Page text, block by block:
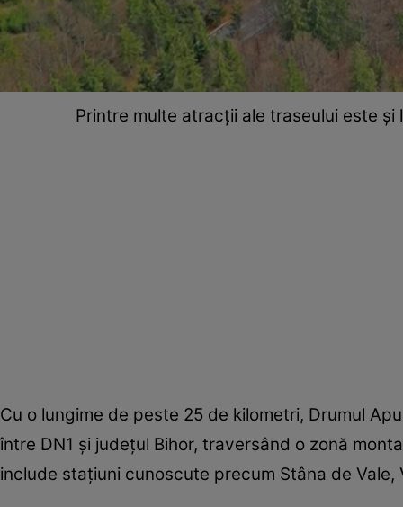
Printre multe atracţii ale traseului este
Cu o lungime de peste 25 de kilometri, Drumul
între DN1 şi judeţul Bihor, traversând o zonă
include staţiuni cunoscute precum Stâna de Vale,